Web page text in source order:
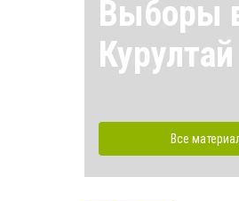
Выборы
Курултай
Все